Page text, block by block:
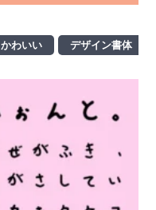
かわいい デザイン書体